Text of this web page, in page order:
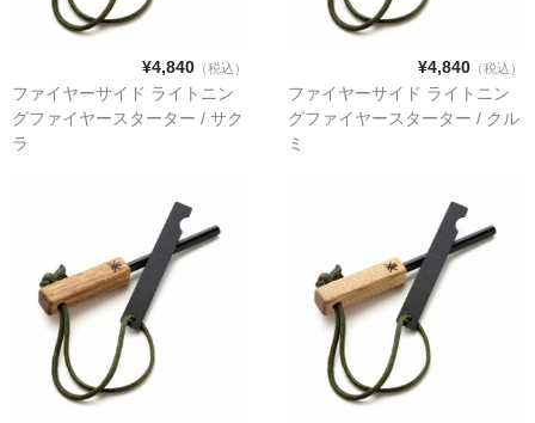
煙突掃除グッズ
¥4,840（税込）
ファイヤーサイド ライトニン
グファイヤースターター / サク
ラ
¥4,840（税込）
ファイヤーサイド ライトニン
グファイヤースターター / クル
ミ